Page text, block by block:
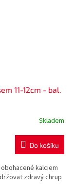
11-12cm - bal.
Skladem
Do košíku
kalciem
zdravý chrup